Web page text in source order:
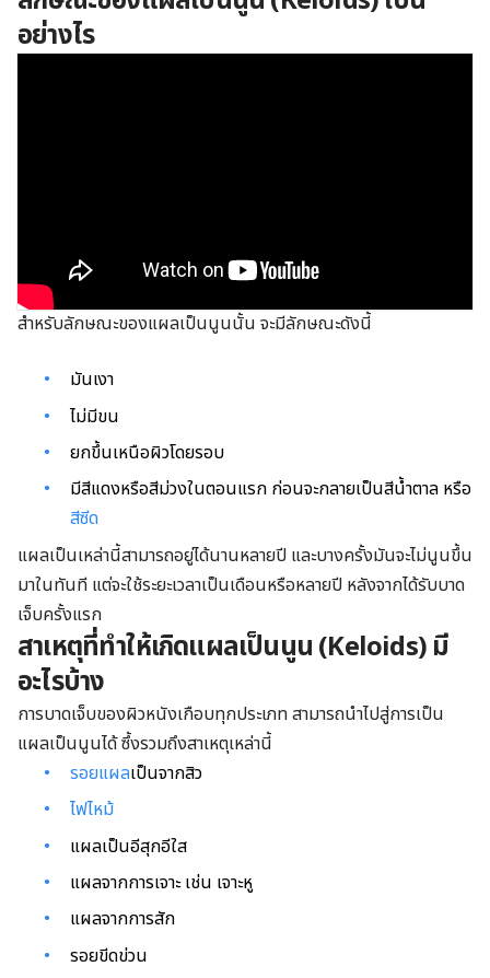
อย่างไร
สำหรับลักษณะของแผลเป็นนูนนั้น จะมีลักษณะดังนี้
มันเงา
ไม่มีขน
ยกขึ้นเหนือผิวโดยรอบ
มีสีแดงหรือสีม่วงในตอนแรก ก่อนจะกลายเป็นสีน้ำตาล หรือ
สีซีด
แผลเป็นเหล่านี้สามารถอยู่ได้นานหลายปี และบางครั้งมันจะไม่นูนขึ้น
มาในทันที แต่จะใช้ระยะเวลาเป็นเดือนหรือหลายปี หลังจากได้รับบาด
เจ็บครั้งแรก
สาเหตุที่ทำให้เกิดแผลเป็นนูน(Keloids) มี
อะไรบ้าง
การบาดเจ็บของผิวหนังเกือบทุกประเภท สามารถนำไปสู่การเป็น
แผลเป็นนูนได้ ซึ้งรวมถึงสาเหตุเหล่านี้
รอยแผลเป็นจากสิว
ไฟไหม้
แผลเป็นอีสุกอีใส
แผลจากการเจาะ เช่น เจาะหู
แผลจากการสัก
รอยขีดข่วน